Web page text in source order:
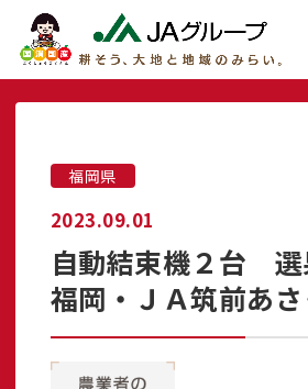
福岡県
2023.09.01
自動結束機２台 選
福岡・ＪＡ筑前あ